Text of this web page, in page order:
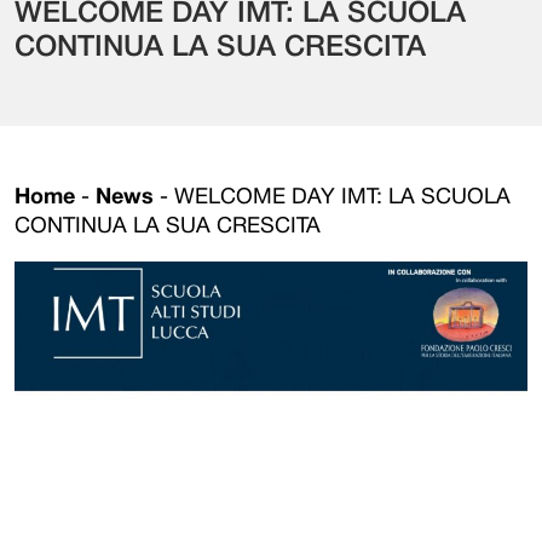
WELCOME DAY IMT: LA SCUOLA
CONTINUA LA SUA CRESCITA
Home - News - WELCOME DAY IMT: LA SCUOLA
CONTINUA LA SUA CRESCITA